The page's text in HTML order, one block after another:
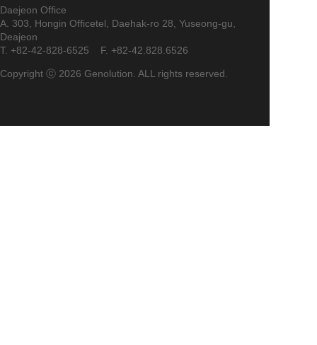
Daejeon Office
A. 303, Hongin Officetel, Daehak-ro 28, Yuseong-gu,
Deajeon
T. +82-42-828-6525 F. +82-42.828.6526
Copyright ⓒ 2026 Genolution. ALL rights reserved.